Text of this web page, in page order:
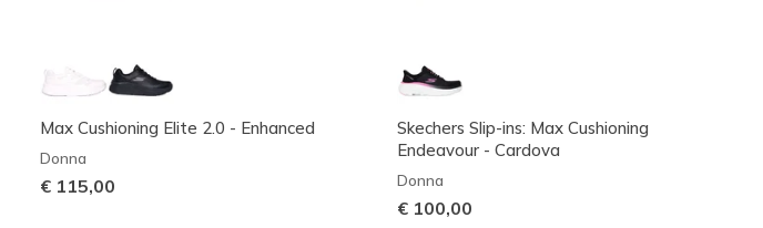
Max Cushioning Elite 2.0 - Enhanced
Donna
€ 115,00
Skechers Slip-ins: Max Cushioning
Endeavour - Cardova
Donna
€ 100,00